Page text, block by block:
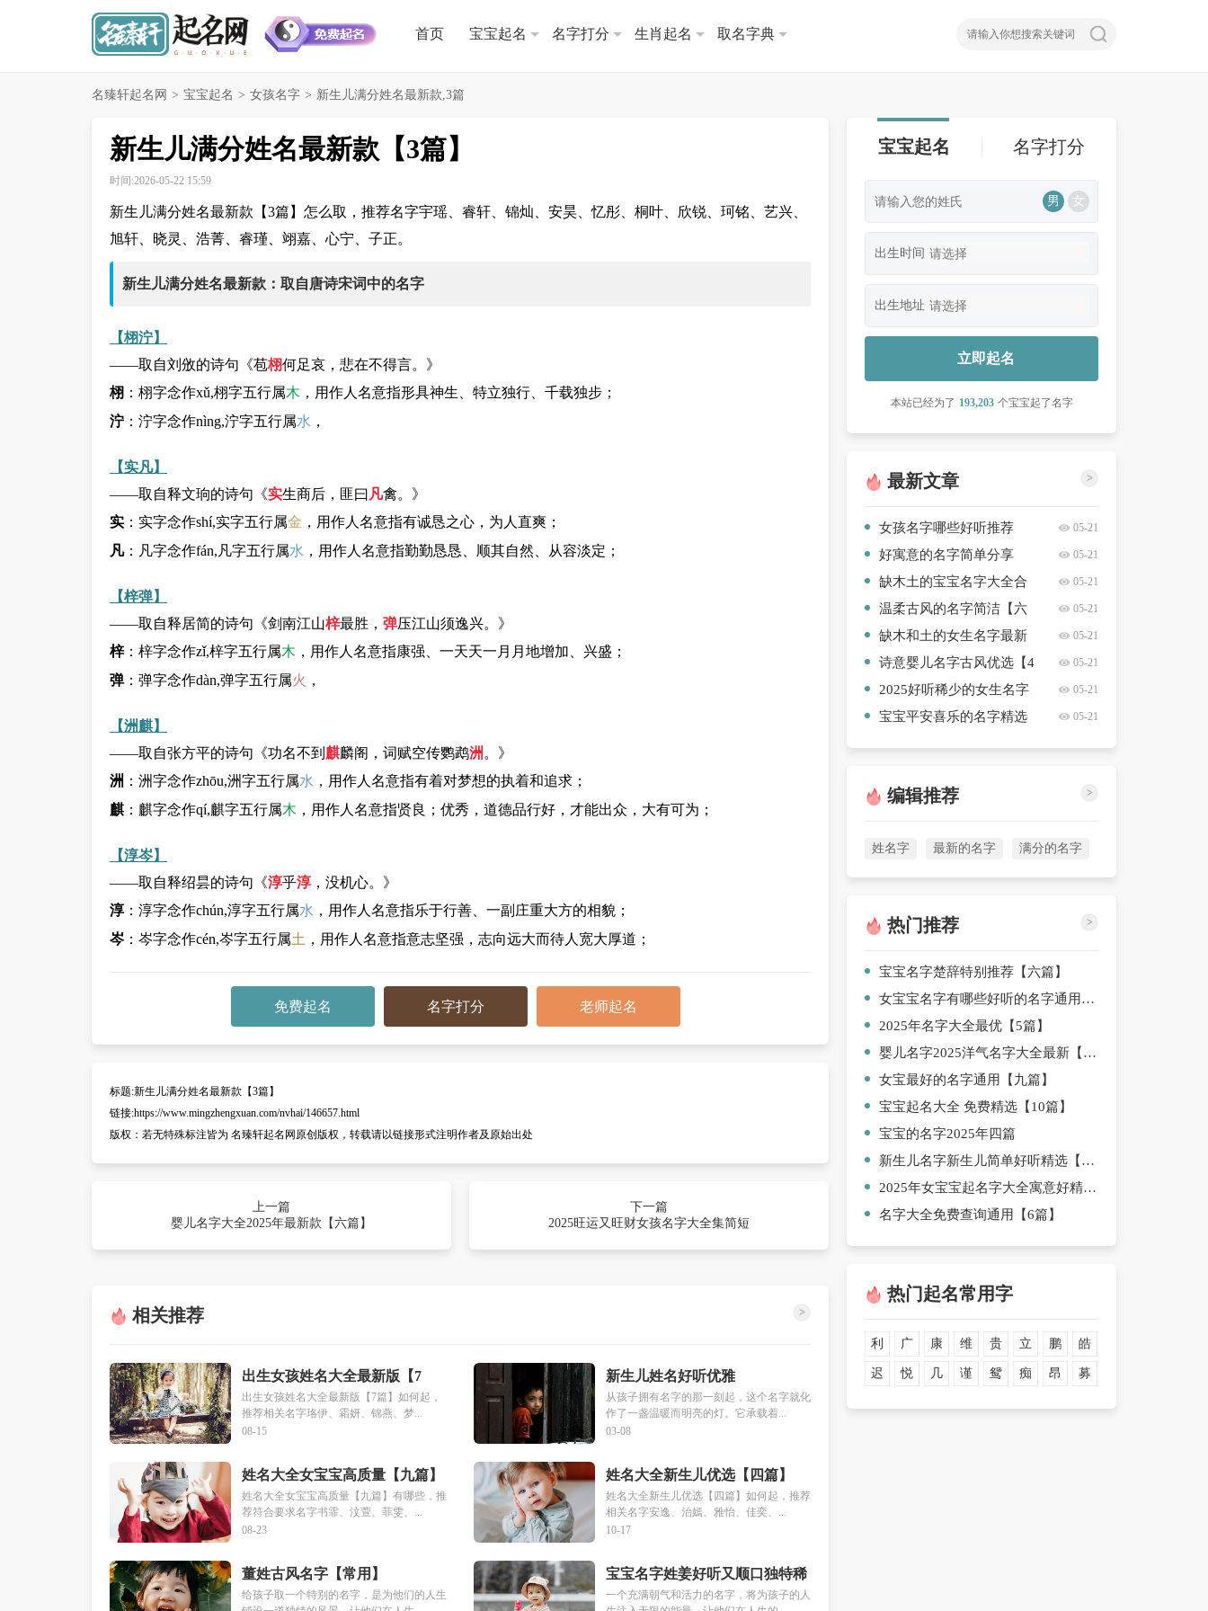
首页 宝宝起名 名字打分 生肖起名 取名字典
名臻轩起名网 > 宝宝起名 > 女孩名字 > 新生儿满分姓名最新款,3篇
新生儿满分姓名最新款【3篇】
时间:2026-05-22 15:59
新生儿满分姓名最新款【3篇】怎么取，推荐名字宇瑶、睿轩、锦灿、安昊、忆彤、桐叶、欣锐、珂铭、艺兴、
旭轩、晓灵、浩菁、睿瑾、翊嘉、心宁、子正。
新生儿满分姓名最新款：取自唐诗宋词中的名字
【栩泞】
——取自刘攽的诗句《苞栩何足哀，悲在不得言。》
栩 ：栩字念作xǔ,栩字五行属木 ，用作人名意指形具神生、特立独行、千载独步；
泞 ：泞字念作nìng,泞字五行属水 ，
【实凡】
——取自释文珦的诗句《实生商后，匪曰 凡禽。》
实 ：实字念作shí,实字五行属金 ，用作人名意指有诚恳之心，为人直爽；
凡：凡字念作fán,凡字五行属水 ，用作人名意指勤勤恳恳、顺其自然、从容淡定；
【梓弹】
——取自释居简的诗句《剑南江山梓最胜， 弹压江山须逸兴。》
梓：梓字念作zǐ,梓字五行属木 ，用作人名意指康强、一天天一月月地增加、兴盛；
弹：弹字念作dàn,弹字五行属火 ，
【洲麒】
——取自张方平的诗句《功名不到 麒麟阁，词赋空传鹦鹉洲 。》
洲 ：洲字念作zhōu,洲字五行属水 ，用作人名意指有着对梦想的执着和追求；
麒 ：麒字念作qí,麒字五行属木 ，用作人名意指贤良；优秀，道德品行好，才能出众，大有可为；
【淳岑】
——取自释绍昙的诗句《淳乎淳 ，没机心。》
淳：淳字念作chún,淳字五行属水 ，用作人名意指乐于行善、一副庄重大方的相貌；
岑 ：岑字念作cén,岑字五行属土 ，用作人名意指意志坚强，志向远大而待人宽大厚道；
免费起名 名字打分 老师起名
标题:新生儿满分姓名最新款【3篇】
链接:https://www.mingzhengxuan.com/nvhai/146657.html
版权： 若无特殊标注皆为 名臻轩起名网原创版权，转载请以链接形式注明作者及原始出处
上一篇
婴儿名字大全2025年最新款【六篇】
下一篇
2025旺运又旺财女孩名字大全集简短
相关推荐 >
出生女孩姓名大全最新版【7
篇】
出生女孩姓名大全最新版【7篇】如何起，
推荐相关名字珞伊、霜妍、锦燕、梦...
08-15
新生儿姓名好听优雅
从孩子拥有名字的那一刻起，这个名字就化
作了一盏温暖而明亮的灯。它承载着...
03-08
姓名大全女宝宝高质量【九篇】
姓名大全女宝宝高质量【九篇】有哪些，推
荐符合要求名字书霏、汶萱、菲雯、...
08-23
姓名大全新生儿优选【四篇】
姓名大全新生儿优选【四篇】如何起，推荐
相关名字安逸、治嫣、雅怡、佳奕、...
10-17
董姓古风名字【常用】
给孩子取一个特别的名字，是为他们的人生
宝宝名字姓姜好听又顺口独特稀
有
一个充满朝气和活力的名字，将为孩子的人
宝宝起名 名字打分
男 女
出生时间
出生地址
立即起名
本站已经为了 193,203 个宝宝起了名字
最新文章 >
女孩名字哪些好听推荐
【五篇】
05-21
好寓意的名字简单分享
【八篇】
05-21
缺木土的宝宝名字大全合
集【10篇】
05-21
温柔古风的名字简洁【六
篇】
05-21
缺木和土的女生名字最新
【10篇】
05-21
诗意婴儿名字古风优选【4
篇】
05-21
2025好听稀少的女生名字
精选名字【3篇】
05-21
宝宝平安喜乐的名字精选
05-21
编辑推荐 >
姓名字 最新的名字 满分的名字
热门推荐 >
宝宝名字楚辞特别推荐【六篇】
女宝宝名字有哪些好听的名字通用【7篇】
2025年名字大全最优【5篇】
婴儿名字2025洋气名字大全最新【8篇】
女宝最好的名字通用【九篇】
宝宝起名大全 免费精选【10篇】
宝宝的名字2025年四篇
新生儿名字新生儿简单好听精选【7篇】
2025年女宝宝起名字大全寓意好精选名字【8篇】
名字大全免费查询通用【6篇】
热门起名常用字
利 广 康 维 贵 立 鹏 皓
迟 悦 几 谨 鸳 痴 昂 募